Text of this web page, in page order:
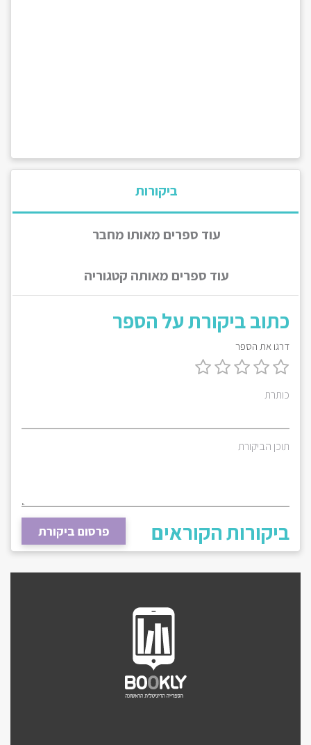
ביקורות
עוד ספרים מאותו מחבר
עוד ספרים מאותה קטגוריה
כתוב ביקורת על הספר
דרגו את הספר
כותרת
תוכן הביקורת
פרסום ביקורת ביקורות הקוראים